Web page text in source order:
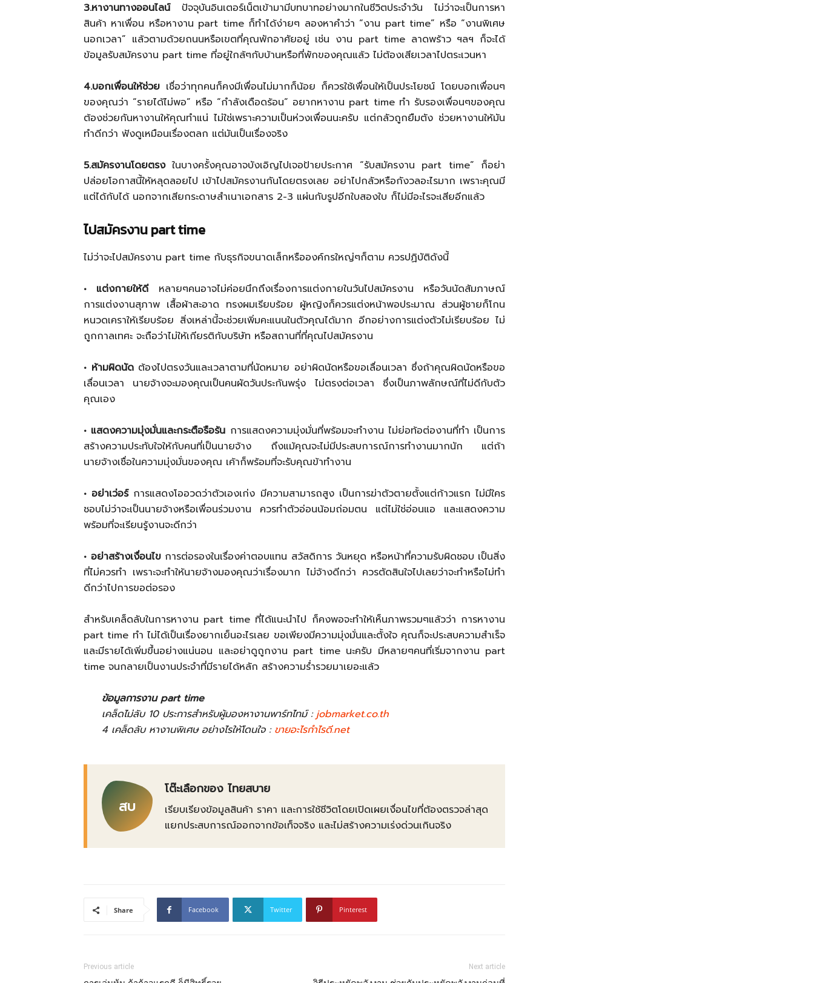
3.หางานทางออนไลน์ปัจจุบันอินเตอร์เน็ตเข้ามามีบทบาทอย่างมากในชีวิตประจำวัน ไม่ว่าจะเป็นการหา
สินค้า หาเพื่อน หรือหางาน part time ก็ทำได้ง่ายๆ ลองหาคำว่า “งาน part time” หรือ “งานพิเศษ
นอกเวลา” แล้วตามด้วยถนนหรือเขตที่คุณพักอาศัยอยู่ เช่น งาน part time ลาดพร้าว ฯลฯ ก็จะได้
ข้อมูลรับสมัครงาน part time ที่อยู่ใกล้ๆกับบ้านหรือที่พักของคุณแล้ว ไม่ต้องเสียเวลาไปตระเวนหา
4.บอกเพื่อนให้ช่วย เชื่อว่าทุกคนก็คงมีเพื่อนไม่มากก็น้อย ก็ควรใช้เพื่อนให้เป็นประโยชน์ โดยบอกเพื่อนๆ
ของคุณว่า “รายได้ไม่พอ” หรือ “กำลังเดือดร้อน” อยากหางาน part time ทำ รับรองเพื่อนๆของคุณ
ต้องช่วยกันหางานให้คุณทำแน่ ไม่ใช่เพราะความเป็นห่วงเพื่อนนะครับ แต่กลัวถูกยืมตัง ช่วยหางานให้มัน
ทำดีกว่า ฟังดูเหมือนเรื่องตลก แต่มันเป็นเรื่องจริง
5.สมัครงานโดยตรงในบางครั้งคุณอาจบังเอิญไปเจอป้ายประกาศ “รับสมัครงาน part time” ก็อย่า
ปล่อยโอกาสนี้ให้หลุดลอยไป เข้าไปสมัครงานกันโดยตรงเลย อย่าไปกลัวหรือกังวลอะไรมาก เพราะคุณมี
แต่ได้กับได้ นอกจากเสียกระดาษสำเนาเอกสาร 2-3 แผ่นกับรูปอีกใบสองใบ ก็ไม่มีอะไรจะเสียอีกแล้ว
ไปสมัครงาน part time
ไม่ว่าจะไปสมัครงาน part time กับธุรกิจขนาดเล็กหรือองค์กรใหญ่ๆก็ตาม ควรปฏิบัติดังนี้
• แต่งกายให้ดีหลายๆคนอาจไม่ค่อยนึกถึงเรื่องการแต่งกายในวันไปสมัครงาน หรือวันนัดสัมภาษณ์
การแต่งงานสุภาพ เสื้อผ้าสะอาด ทรงผมเรียบร้อย ผู้หญิงก็ควรแต่งหน้าพอประมาณ ส่วนผู้ชายก็โกน
หนวดเคราให้เรียบร้อย สิ่งเหล่านี้จะช่วยเพิ่มคะแนนในตัวคุณได้มาก อีกอย่างการแต่งตัวไม่เรียบร้อย ไม่
ถูกกาลเทศะ จะถือว่าไม่ให้เกียรติกับบริษัท หรือสถานที่ที่คุณไปสมัครงาน
• ห้ามผิดนัดต้องไปตรงวันและเวลาตามที่นัดหมาย อย่าผิดนัดหรือขอเลื่อนเวลา ซึ่งถ้าคุณผิดนัดหรือขอ
เลื่อนเวลา นายจ้างจะมองคุณเป็นคนผัดวันประกันพรุ่ง ไม่ตรงต่อเวลา ซึ่งเป็นภาพลักษณ์ที่ไม่ดีกับตัว
คุณเอง
• แสดงความมุ่งมั่นและกระตือรือร้น การแสดงความมุ่งมั่นที่พร้อมจะทำงาน ไม่ย่อท้อต่องานที่ทำ เป็นการ
สร้างความประทับใจให้กับคนที่เป็นนายจ้าง ถึงแม้คุณจะไม่มีประสบการณ์การทำงานมากนัก แต่ถ้า
นายจ้างเชื่อในความมุ่งมั่นของคุณ เค้าก็พร้อมที่จะรับคุณข้าทำงาน
• อย่าเว่อร์การแสดงโออวดว่าตัวเองเก่ง มีความสามารถสูง เป็นการฆ่าตัวตายตั้งแต่ก้าวแรก ไม่มีใคร
ชอบไม่ว่าจะเป็นนายจ้างหรือเพื่อนร่วมงาน ควรทำตัวอ่อนน้อมถ่อมตน แต่ไม่ใช่อ่อนแอ และแสดงความ
พร้อมที่จะเรียนรู้งานจะดีกว่า
• อย่าสร้างเงื่อนไขการต่อรองในเรื่องค่าตอบแทน สวัสดิการ วันหยุด หรือหน้าที่ความรับผิดชอบ เป็นสิ่ง
ที่ไม่ควรทำ เพราะจะทำให้นายจ้างมองคุณว่าเรื่องมาก ไม่จ้างดีกว่า ควรตัดสินใจไปเลยว่าจะทำหรือไม่ทำ
ดีกว่าไปการขอต่อรอง
สำหรับเคล็ดลับในการหางาน part time ที่ได้แนะนำไป ก็คงพอจะทำให้เห็นภาพรวมๆแล้วว่า การหางาน
part time ทำ ไม่ได้เป็นเรื่องยากเย็นอะไรเลย ขอเพียงมีความมุ่งมั่นและตั้งใจ คุณก็จะประสบความสำเร็จ
และมีรายได้เพิ่มขึ้นอย่างแน่นอน และอย่าดูถูกงาน part time นะครับ มีหลายๆคนที่เริ่มจากงาน part
time จนกลายเป็นงานประจำที่มีรายได้หลัก สร้างความร่ำรวยมาเยอะแล้ว
ข้อมูลการงาน part time
เคล็ดไม่ลับ 10 ประการสำหรับผู้มองหางานพาร์ทไทม์ : jobmarket.co.th
4 เคล็ดลับ หางานพิเศษ อย่างไรให้โดนใจ : ขายอะไรกําไรดี.net
สบ
โต๊ะเลือกของ ไทยสบาย
เรียบเรียงข้อมูลสินค้า ราคา และการใช้ชีวิตโดยเปิดเผยเงื่อนไขที่ต้องตรวจล่าสุด
แยกประสบการณ์ออกจากข้อเท็จจริง และไม่สร้างความเร่งด่วนเกินจริง
Share Facebook Twitter Pinterest
Previous article Next article